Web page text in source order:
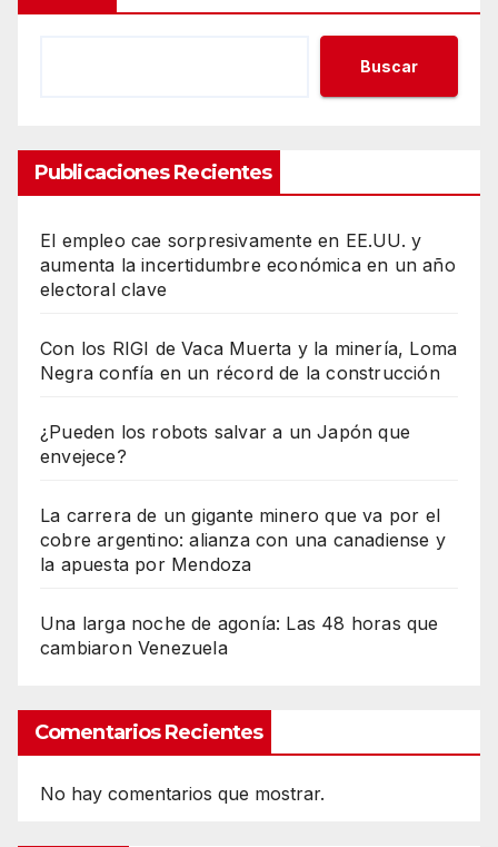
Buscar
Publicaciones Recientes
El empleo cae sorpresivamente en EE.UU. y
aumenta la incertidumbre económica en un año
electoral clave
Con los RIGI de Vaca Muerta y la minería, Loma
Negra confía en un récord de la construcción
¿Pueden los robots salvar a un Japón que
envejece?
La carrera de un gigante minero que va por el
cobre argentino: alianza con una canadiense y
la apuesta por Mendoza
Una larga noche de agonía: Las 48 horas que
cambiaron Venezuela
Comentarios Recientes
No hay comentarios que mostrar.